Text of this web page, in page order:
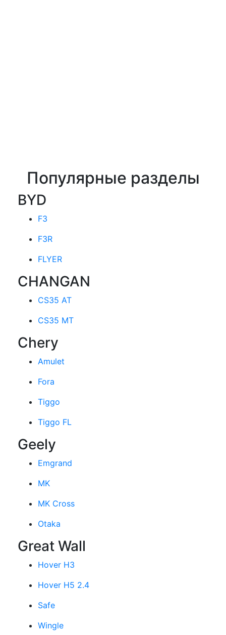
Популярные разделы
BYD
F3
F3R
FLYER
CHANGAN
CS35 AT
CS35 MT
Chery
Amulet
Fora
Tiggo
Tiggo FL
Geely
Emgrand
MK
MK Cross
Otaka
Great Wall
Hover H3
Hover H5 2.4
Safe
Wingle